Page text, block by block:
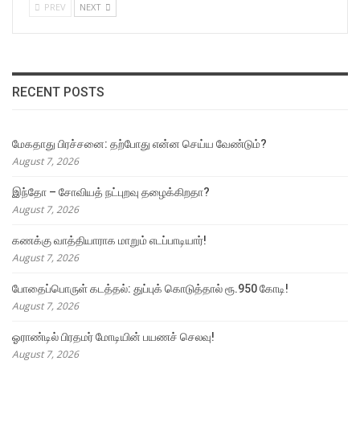
PREV NEXT
RECENT POSTS
மேகதாது பிரச்சனை: தற்போது என்ன செய்ய வேண்டும்?
August 7, 2026
இந்தோ – சோவியத் நட்புறவு தழைக்கிறதா?
August 7, 2026
கணக்கு வாத்தியாராக மாறும் எடப்பாடியார்!
August 7, 2026
போதைப்பொருள் கடத்தல்: துப்புக் கொடுத்தால் ரூ.950 கோடி!
August 7, 2026
ஓராண்டில் பிரதமர் மோடியின் பயணச் செலவு!
August 7, 2026